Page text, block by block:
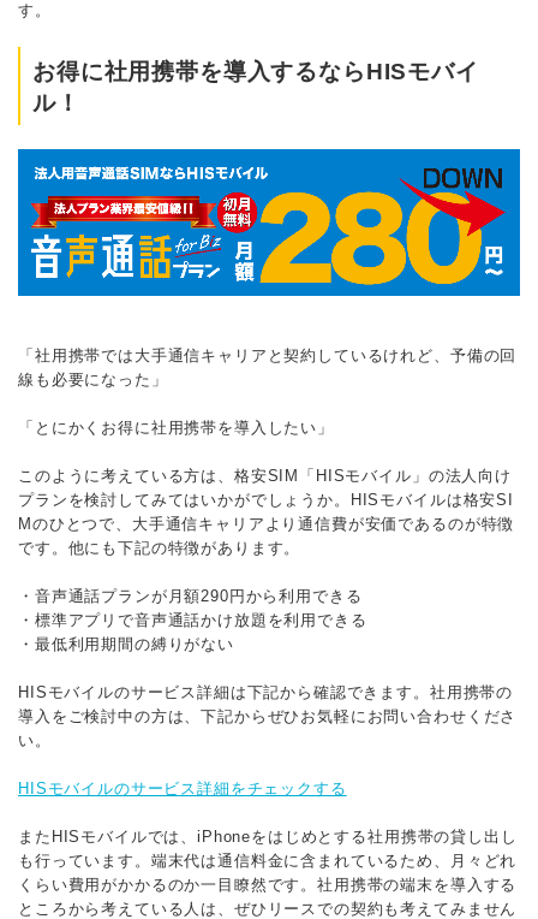
す。
お得に社用携帯を導入するならHISモバイ
ル！
「社用携帯では大手通信キャリアと契約しているけれど、予備の回
線も必要になった」
「とにかくお得に社用携帯を導入したい」
このように考えている方は、格安SIM「HISモバイル」の法人向け
プランを検討してみてはいかがでしょうか。HISモバイルは格安SI
Mのひとつで、大手通信キャリアより通信費が安価であるのが特徴
です。他にも下記の特徴があります。
・音声通話プランが月額290円から利用できる
・標準アプリで音声通話かけ放題を利用できる
・最低利用期間の縛りがない
HISモバイルのサービス詳細は下記から確認できます。社用携帯の
導入をご検討中の方は、下記からぜひお気軽にお問い合わせくださ
い。
HISモバイルのサービス詳細をチェックする
またHISモバイルでは、iPhoneをはじめとする社用携帯の貸し出し
も行っています。端末代は通信料金に含まれているため、月々どれ
くらい費用がかかるのか一目瞭然です。社用携帯の端末を導入する
ところから考えている人は、ぜひリースでの契約も考えてみません